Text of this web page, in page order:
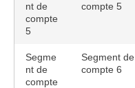
nt de
compte
5
compte 5
Segme
nt de
compte
Segment de
compte 6